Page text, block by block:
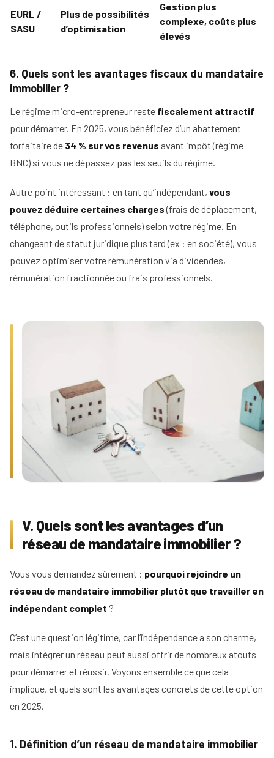
EURL /
SASU
Plus de possibilités
d’optimisation
Gestion plus
complexe, coûts plus
élevés
6. Quels sont les avantages fiscaux du mandataire
immobilier ?
Le régime micro-entrepreneur reste fiscalement attractif
pour démarrer. En 2025, vous bénéficiez d’un abattement
forfaitaire de 34 % sur vos revenus avant impôt (régime
BNC) si vous ne dépassez pas les seuils du régime.
Autre point intéressant : en tant qu’indépendant, vous
pouvez déduire certaines charges(frais de déplacement,
téléphone, outils professionnels) selon votre régime. En
changeant de statut juridique plus tard (ex : en société), vous
pouvez optimiser votre rémunération via dividendes,
rémunération fractionnée ou frais professionnels.
V. Quels sont les avantages d’un
réseau de mandataire immobilier ?
Vous vous demandez sûrement : pourquoi rejoindre un
réseau de mandataire immobilier plutôt que travailler en
indépendant complet ?
C’est une question légitime, car l’indépendance a son charme,
mais intégrer un réseau peut aussi offrir de nombreux atouts
pour démarrer et réussir. Voyons ensemble ce que cela
implique, et quels sont les avantages concrets de cette option
en 2025.
1. Définition d’un réseau de mandataire immobilier